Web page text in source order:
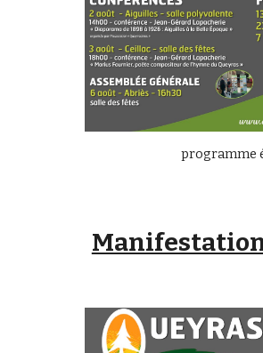
programme